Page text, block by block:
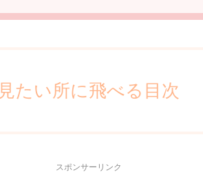
見たい所に飛べる目次
スポンサーリンク